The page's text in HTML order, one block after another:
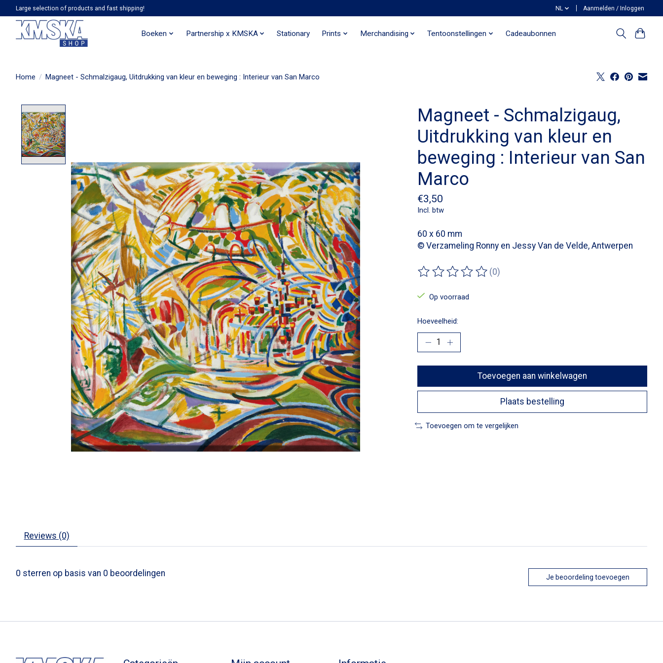
Large selection of products and fast shipping! NL Aanmelden / Inloggen
Boeken Partnership x KMSKA Stationary Prints Merchandising Tentoonstellingen Cadeaubonnen
Home / Magneet - Schmalzigaug, Uitdrukking van kleur en beweging : Interieur van San Marco
Magneet - Schmalzigaug,
Uitdrukking van kleur en
beweging : Interieur van San
Marco
€3,50
Incl. btw
60 x 60 mm
© Verzameling Ronny en Jessy Van de Velde, Antwerpen
De beoordeling van dit product is
(0)
Op voorraad
Hoeveelheid:
Toevoegen aan winkelwagen
Plaats bestelling
Toevoegen om te vergelijken
Reviews (0)
0 sterren op basis van 0 beoordelingen Je beoordeling toevoegen